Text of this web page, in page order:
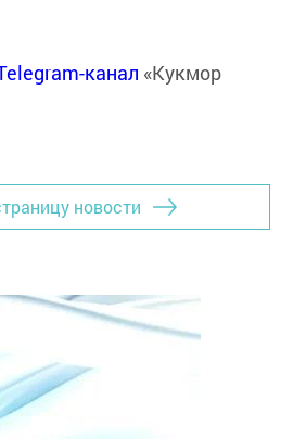
канал «Кукмор
новости